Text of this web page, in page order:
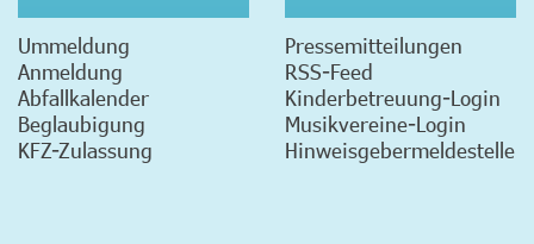
Ummeldung
Anmeldung
Abfallkalender
Beglaubigung
KFZ-Zulassung
Pressemitteilungen
RSS-Feed
Kinderbetreuung-Login
Musikvereine-Login
Hinweisgebermeldestelle